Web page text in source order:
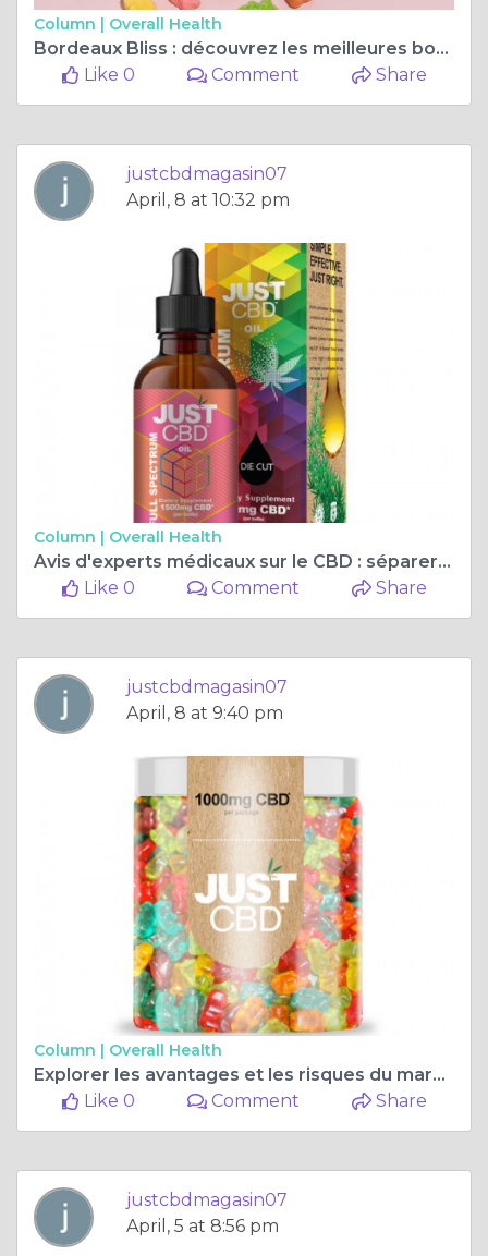
Column | Overall Health
Bordeaux Bliss : découvrez les meilleures boutiques CBD de la ville
Like 0
Comment Share
justcbdmagasin07
April, 8 at 10:32 pm
Column | Overall Health
Avis d'experts médicaux sur le CBD : séparer les faits de la fiction
Like 0
Comment Share
justcbdmagasin07
April, 8 at 9:40 pm
Column | Overall Health
Explorer les avantages et les risques du marché du CBD
Like 0
Comment Share
justcbdmagasin07
April, 5 at 8:56 pm